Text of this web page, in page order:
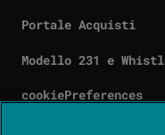
Portale Acquisti
Modello 231 e
cookiePreferences